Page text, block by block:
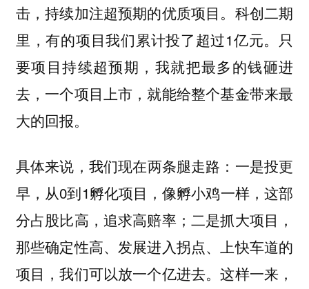
击，持续加注超预期的优质项目。科创二期
里，有的项目我们累计投了超过1亿元。
只
要项目持续超预期，我就把最多的钱砸进
去，一个项目上市，就能给整个基金带来最
大的回报。
具体来说， 我们现在两条腿走路 ：一是投更
早，从0到1孵化项目，像孵小鸡一样，这部
分占股比高，追求高赔率；二是抓大项目，
那些确定性高、发展进入拐点、上快车道的
项目，我们可以放一个亿进去。这样一来，